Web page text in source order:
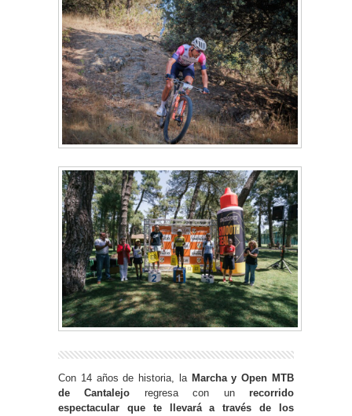
Con 14 años de historia, laMarcha y Open MTB
de Cantalejo regresa con unrecorrido
espectacular que te llevará a través de los